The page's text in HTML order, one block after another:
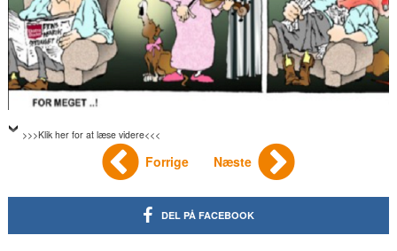
>>>Klik her for at læse videre<<<
Forrige Næste
DEL PÅ FACEBOOK